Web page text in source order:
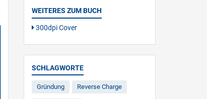
WEITERES ZUM BUCH
300dpi Cover
SCHLAGWORTE
Gründung Reverse Charge